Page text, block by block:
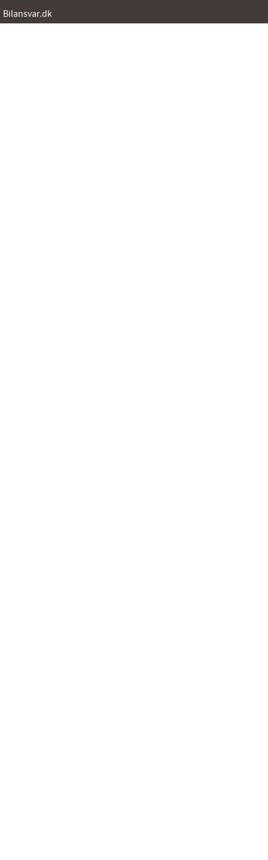
Bilansvar.dk